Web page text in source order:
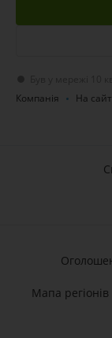
Компанія
На
Мапа регіонів